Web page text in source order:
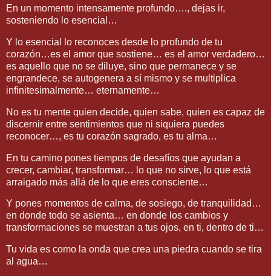
En un momento intensamente profundo…., dejas ir,
sosteniendo lo esencial…
Y lo esencial lo reconoces desde lo profundo de tu
corazón…es el amor que sostiene… es el amor verdadero…
es aquello que no se diluye, sino que permanece y se
engrandece, se autogenera a sí mismo y se multiplica
infinitesimalmente… eternamente…
No es tu mente quien decide, quien sabe, quien es capaz de
discernir entre sentimientos que ni siquiera puedes
reconocer…, es tu corazón sagrado, es tu alma…
En tu camino pones tiempos de desafíos que ayudan a
crecer, cambiar, transformar… lo que no sirve, lo que está
arraigado más allá de lo que eres consciente…
Y pones momentos de calma, de sosiego, de tranquilidad…
en donde todo se asienta… en donde los cambios y
transformaciones se muestran a tus ojos, en ti, dentro de ti…
Tu vida es como la onda que crea una piedra cuando se tira
al agua…